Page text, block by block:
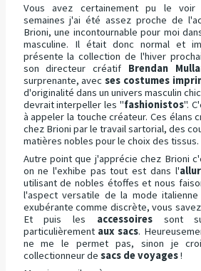
Vous avez certainement pu le voir
semaines j'ai été assez proche de
Brioni, une incontournable pour moi
masculine. Il était donc normal et
présente la collection de l'hiver
son directeur créatif Brendan
surprenante, avecses costumes
d'originalité dans un univers masculin
devrait interpeller les "fashionistos".
à appeler la touche créateur. Ces élans
chez Brioni par le travail sartorial, des
matières nobles pour le choix des tissus.
Autre point que j'apprécie chez Brioni
on ne l'exhibe pas tout est dans l'
utilisant de nobles étoffes et nous
l'aspect versatile de la mode
exubérante comme discrète, vous
Et puis les accessoiressont
particulièrement aux sacs.
ne me le permet pas, sinon je
collectionneur de sacs de voyages!